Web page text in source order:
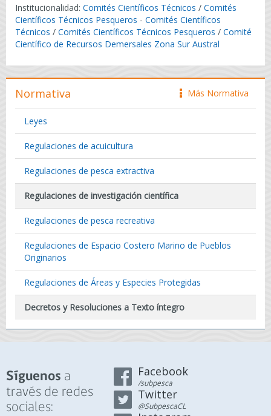
Institucionalidad: Comités Científicos Técnicos / Comités
Científicos Técnicos Pesqueros - Comités Científicos
Técnicos / Comités Científicos Técnicos Pesqueros / Comité
Científico de Recursos Demersales Zona Sur Austral
icono
Más Normativa
Normativa
Leyes
Regulaciones de acuicultura
Regulaciones de pesca extractiva
Regulaciones de investigación científica
Regulaciones de pesca recreativa
Regulaciones de Espacio Costero Marino de Pueblos
Originarios
Regulaciones de Áreas y Especies Protegidas
Decretos y Resoluciones a Texto íntegro
Síguenos a
través de redes
sociales:
Facebook
/subpesca
Twitter
@SubpescaCL